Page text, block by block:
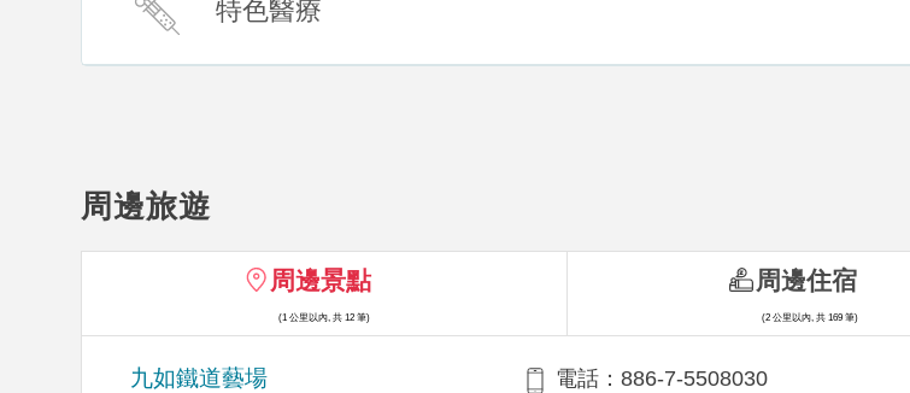
特色醫療
周邊旅遊
周邊景點
(1 公里以內, 共 12 筆)
九如鐵道藝場 電話：886-7-5508030
周邊住宿
(2 公里以內, 共 169 筆)